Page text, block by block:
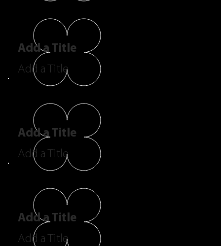
Add a Title
Add a Title
Add a Title
Add a Title
Add a Title
Add a Title